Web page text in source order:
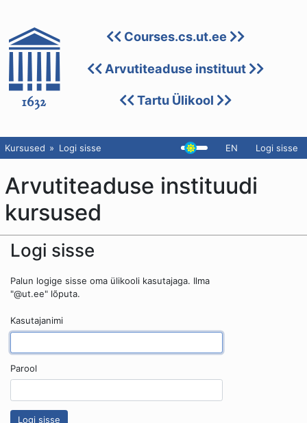
Courses.cs.ut.ee
Arvutiteaduse instituut
Tartu Ülikool
Kursused Logi sisse EN Logi sisse
Arvutiteaduse instituudi
kursused
Logi sisse
Palun logige sisse oma ülikooli kasutajaga. Ilma
"@ut.ee" lõputa.
Kasutajanimi
Parool